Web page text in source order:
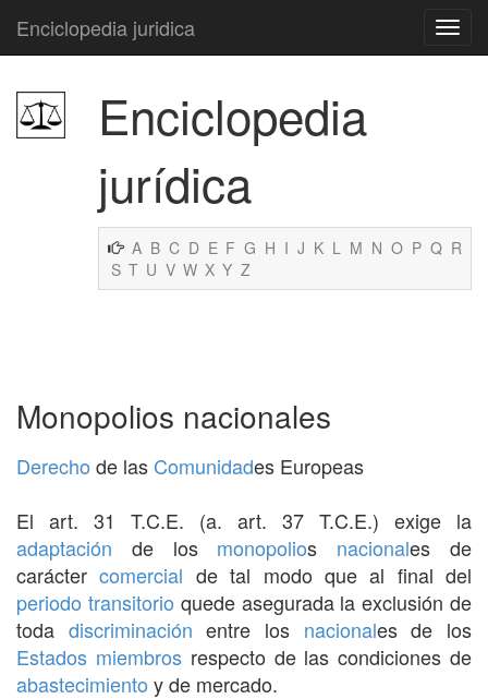
Enciclopedia juridica
Enciclopedia
jurídica
A B C D E F G H I J K L M N O P Q R
S T U V W X Y Z
Monopolios nacionales
Derecho de las Comunidades Europeas
El art. 31 T.C.E. (a. art. 37 T.C.E.) exige la
adaptación de los monopolios nacionales de
caráctercomercial de tal modo que al final del
periodo transitorio quede asegurada la exclusión de
toda discriminación entre los nacionales de los
Estados miembrosrespecto de las condiciones de
abastecimiento y de mercado.